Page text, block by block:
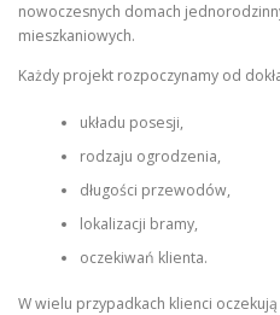
nowoczesnych domach
mieszkaniowych.
Każdy projekt rozpoczynamy od
układu posesji,
rodzaju ogrodzenia,
długości przewodów,
lokalizacji bramy,
oczekiwań klienta.
W wielu przypadkach klienci